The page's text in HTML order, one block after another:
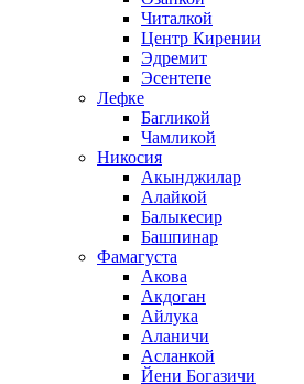
Читалкой
Центр Кирении
Эдремит
Эсентепе
Лефке
Багликой
Чамликой
Никосия
Акынджилар
Алайкой
Балыкесир
Башпинар
Фамагуста
Акова
Акдоган
Айлука
Аланичи
Асланкой
Йени Богазичи